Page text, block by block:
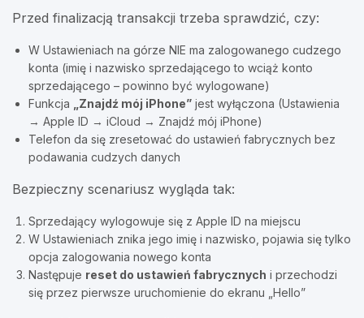
Przed finalizacją transakcji trzeba sprawdzić, czy:
W Ustawieniach na górze NIE ma zalogowanego cudzego
konta (imię i nazwisko sprzedającego to wciąż konto
sprzedającego – powinno być wylogowane)
Funkcja
„Znajdź mój iPhone” jest wyłączona (Ustawienia
→ Apple ID → iCloud → Znajdź mój iPhone)
Telefon da się zresetować do ustawień fabrycznych bez
podawania cudzych danych
Bezpieczny scenariusz wygląda tak:
Sprzedający wylogowuje się z Apple ID na miejscu
W Ustawieniach znika jego imię i nazwisko, pojawia się tylko
opcja zalogowania nowego konta
Następuje reset do ustawień fabrycznych i przechodzi
się przez pierwsze uruchomienie do ekranu „Hello”